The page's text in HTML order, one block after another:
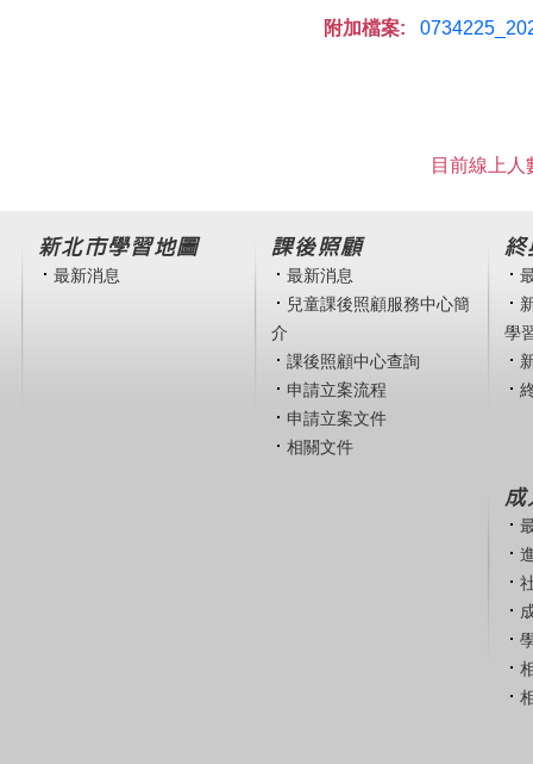
附加檔案:
目前線上
新北市學習地圖
最新消息
課後照顧
最新消息
兒童課後照顧服務中心簡
介
課後照顧中心查詢
申請立案流程
申請立案文件
相關文件
終
學